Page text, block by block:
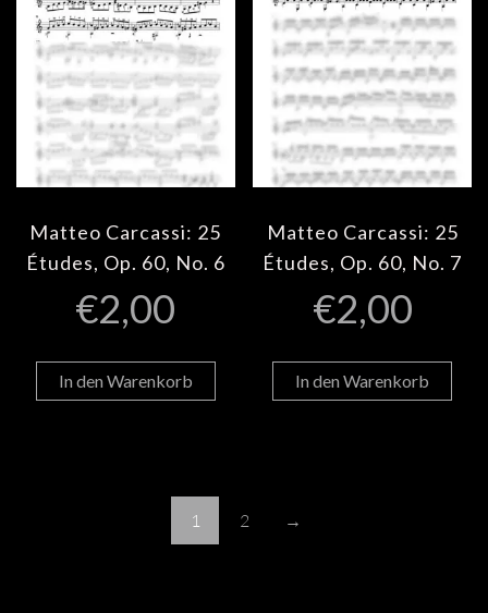
Matteo Carcassi: 25
Études, Op. 60, No. 6
€2,00
In den Warenkorb
Matteo Carcassi: 25
Études, Op. 60, No. 7
€2,00
In den Warenkorb
1 2 →